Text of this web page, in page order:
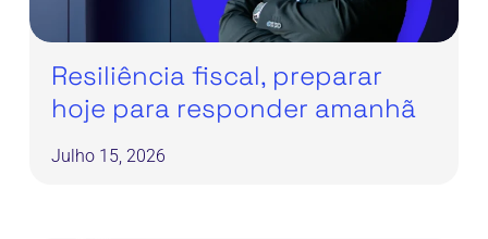
Resiliência fiscal, preparar
hoje para responder amanhã
Julho 15, 2026